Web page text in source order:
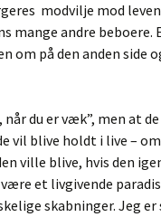
modvilje mod
mange andre beboere.
om på den anden side
du er væk”, men at de
vil blive holdt i live –
ville blive, hvis den
et livgivende
skabninger. Jeg er